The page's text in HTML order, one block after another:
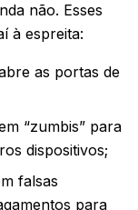
não. Esses
à espreita:
as portas de
“zumbis” para
dispositivos;
falsas
para